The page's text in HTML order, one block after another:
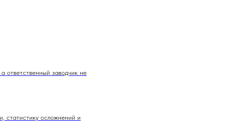
ответственный заводчик не
статистику осложнений и